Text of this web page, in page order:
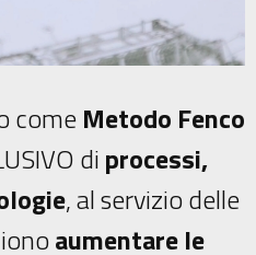
comeMetodo Fenco
diprocessi,
, al servizio delle
aumentare le